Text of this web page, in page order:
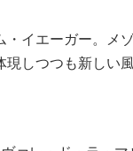
イエーガー。メ
しつつも新しい